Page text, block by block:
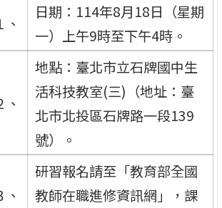
、
日期：114年8月18日（星期
一）上午9時至下午4時。
、
地點：臺北市立石牌國中生
活科技教室(三)（地址：臺
北市北投區石牌路一段139
號）。
、
研習報名請至「教育部全國
教師在職進修資訊網」，課